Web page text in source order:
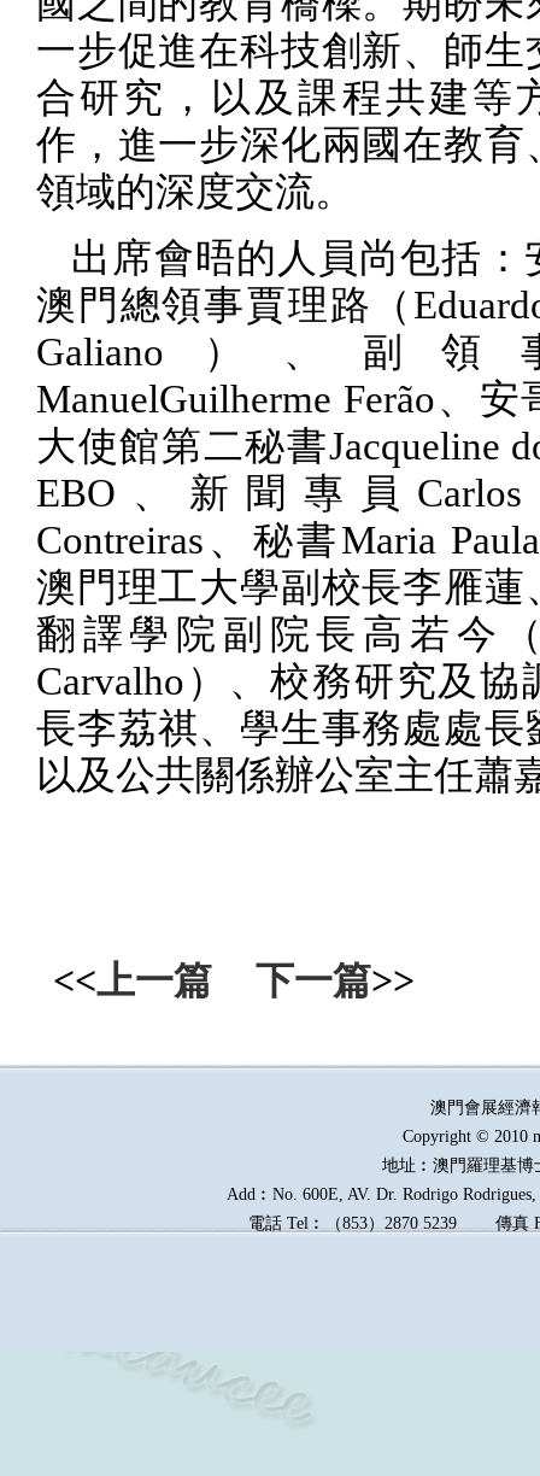
一步促進在科技創新、師生
合研究，以及課程共建等
作，進一步深化兩國在教育
領域的深度交流。
出席會晤的人員尚包括：
澳門總領事賈理路（
Galiano ）、副領
ManuelGuilherme Ferão、安
大使館第二秘書Jacqueline
EBO 、新聞專員 Carlos
Contreiras 、秘書Maria
澳門理工大學副校長李雁蓮
翻譯學院副院長高若今
Carvalho ）、校務研究及協
長李荔祺、學生事務處處長
以及公共關係辦公室主任蕭
<<上一篇 下一篇>>
澳門會展經
Copyright © 2010
地址︰澳門羅理基博
Add︰No. 600E, AV. Dr. Rodrigo
電話 Tel︰（853）2870 5239傳真